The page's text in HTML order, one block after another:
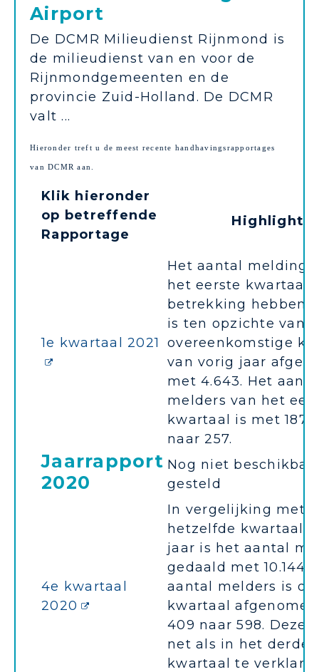
Airport
De DCMR Milieudienst Rijnmond is
de milieudienst van en voor de
Rijnmondgemeenten en de
provincie Zuid-Holland. De DCMR
valt ...
Hieronder treft u de meest recente handhavingsrapportages
van DCMR aan.
Klik hieronder
op betreffende
Rapportage
Highlights
1e kwartaal 2021
Het aantal
het eerste kwartaal
betrekking hebben
is ten opzichte van
overeenkomstige
van vorig jaar
met 4.643. Het
melders van het
kwartaal is met 187
naar 257.
Jaarrapport
2020
Nog niet
gesteld
4e kwartaal
2020
In vergelijking met
hetzelfde kwartaal
jaar is het aantal
gedaald met 10.144.
aantal melders is dit
kwartaal
409 naar 598. Deze
net als in het derde
kwartaal te